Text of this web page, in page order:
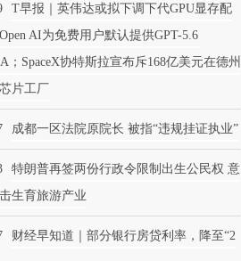
T早报｜英伟达或拟下调下代GPU显存配
AI为免费用户默认提供GPT-5.6
；SpaceX协特斯拉宣布斥168亿美元在德州
片工厂
成都一区法院原院长 被指“违规挂证执业”
特朗普再签两份行政令限制出生公民权 意
生育旅游产业
财经早知道｜部分银行房贷利率，降至“2